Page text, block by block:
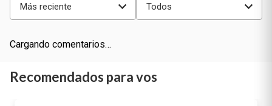
Más reciente Todos
Cargando comentarios…
Recomendados para vos